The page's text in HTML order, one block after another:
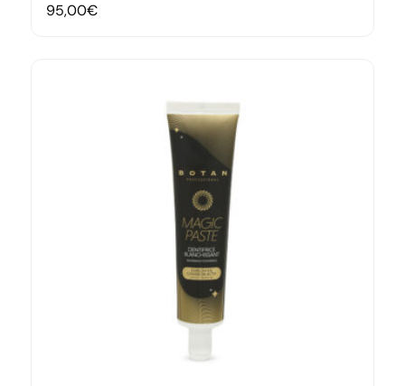
95,00€